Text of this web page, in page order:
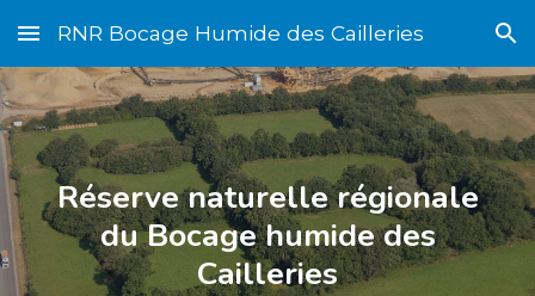
Skip to main content Skip to navigation
RNR Bocage Humide des Cailleries
Réserve naturelle régionale
du Bocage humide des
Cailleries